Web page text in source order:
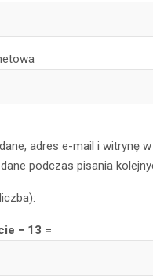
adres e-mail i witrynę
podczas pisania
− 13 =